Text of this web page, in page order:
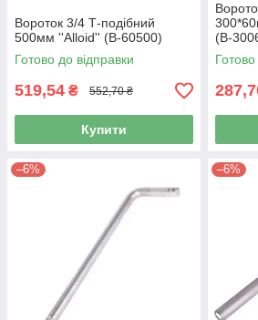
Вороток 3/4 Т-подібний
500мм ''Alloid'' (B-60500)
Готово до відправки
519,54 ₴ 552,70 ₴
Купити
(B-
–6% –6%